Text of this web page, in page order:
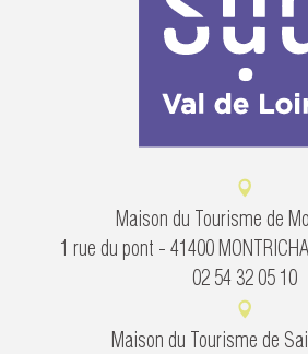
Maison du Tourisme de
1 rue du pont - 41400
02 54 32 05 10
Maison du Tourisme de